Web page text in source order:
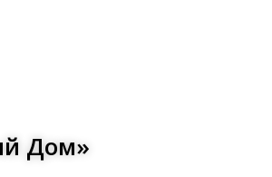
Дом»‎